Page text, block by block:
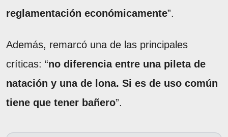
reglamentación económicamente”.
Además, remarcó una de las principales
críticas: “no diferencia entre una pileta de
natación y una de lona. Si es de uso común
tiene que tener bañero”.